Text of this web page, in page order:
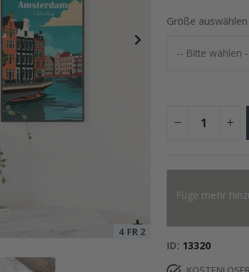
Größe auswählen
Füge mehr
ID 13320